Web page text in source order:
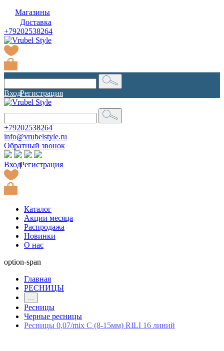
Магазины
Доставка
+79202538264
Вход|
Регистрация
+79202538264
info@vrubelstyle.ru
Обратный звонок
Вход|
Регистрация
Каталог
Акции месяца
Распродажа
Новинки
О нас
option-span
Главная
РЕСНИЦЫ
...
Ресницы
Черные ресницы
Ресницы 0,07/mix C (8-15мм) RILI 16 линий